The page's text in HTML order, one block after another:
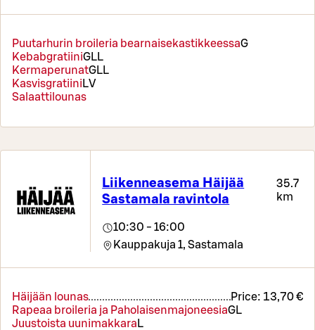
Puutarhurin broileria bearnaisekastikkeessaG
KebabgratiiniGLL
KermaperunatGLL
Kasvisgratiini LV
Salaattilounas
Liikenneasema Häijää
Sastamala ravintola
35.7
km
10:30 - 16:00
Kauppakuja 1, Sastamala
Häijään lounas Price: 13,70 €
Rapeaa broileria ja PaholaisenmajoneesiaGL
Juustoista uunimakkara L